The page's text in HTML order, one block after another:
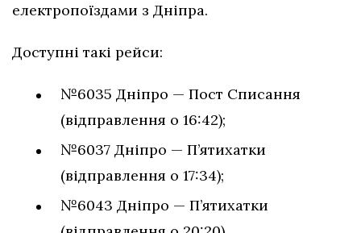
електропоїздами з Дніпра.
Доступні такі рейси:
№6035 Дніпро — Пост Списання
(відправлення о 16:42);
№6037 Дніпро — П’ятихатки
(відправлення о 17:34);
№6043 Дніпро — П’ятихатки